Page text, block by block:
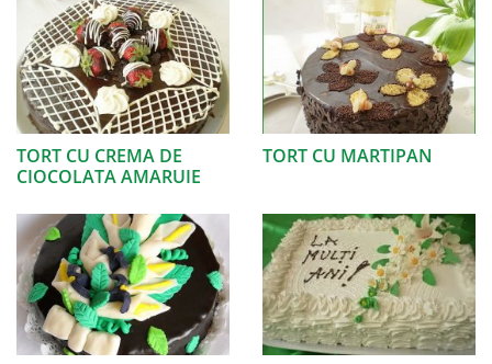
TORT CU CREMA DE
CIOCOLATA AMARUIE
TORT CU MARTIPAN